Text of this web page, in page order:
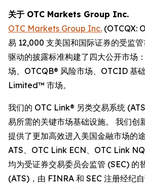
关于 OTC Markets Group Inc.
OTC Markets Group Inc. (OTCQX:
易 12,000 支美国和国际证券的受监
驱动的披露标准构建了四大公开市场
场、OTCQB® 风险市场、OTCID 基
Limited™ 市场。
我们的 OTC Link® 另类交易系统
易所需的关键市场基础设施。 我们创
提供了更加高效进入美国金融市场的
ATS、OTC Link ECN、OTC Link
均为受证券交易委员会监管 (SEC) 的
(ATS)，由 FINRA 和 SEC 注册经纪